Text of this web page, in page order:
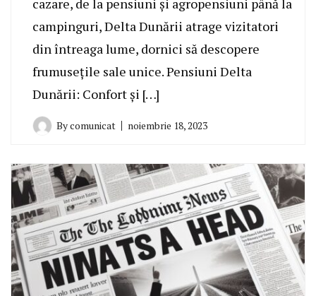
cazare, de la pensiuni și agropensiuni până la
campinguri, Delta Dunării atrage vizitatori
din întreaga lume, dornici să descopere
frumusețile sale unice. Pensiuni Delta
Dunării: Confort și […]
Bycomunicat noiembrie 18, 2023